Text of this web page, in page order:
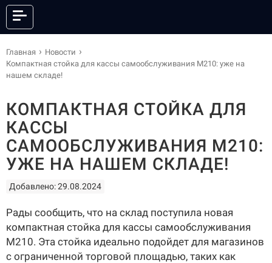
КАТАЛОГ
ОНЛАЙН КАССЫ
ФИСКАЛЬНЫЕ РЕГИСТРАТОРЫ
АНДРОИД СМАРТ-ТЕРМИНАЛЫ
ПРИНТЕРЫ ЭТИКЕТОК
ПРИНТЕРЫ ЧЕКОВ
POS-ПЕРИФЕРИЯ
КАССЫ САМООБСЛУЖИВАНИЯ
ГОТОВЫЕ КОМПЛЕКТЫ
ПО И СЕРВИСЫ
АКСЕССУАРЫ
Главная
Новости
Компактная стойка для кассы самообслуживания М210: уже на
нашем складе!
КОМПАКТНАЯ СТОЙКА ДЛЯ
КАССЫ
САМООБСЛУЖИВАНИЯ М210:
УЖЕ НА НАШЕМ СКЛАДЕ!
Добавлено: 29.08.2024
Рады сообщить, что на склад поступила новая
компактная стойка для кассы самообслуживания
М210. Эта стойка идеально подойдет для магазинов
с ограниченной торговой площадью, таких как